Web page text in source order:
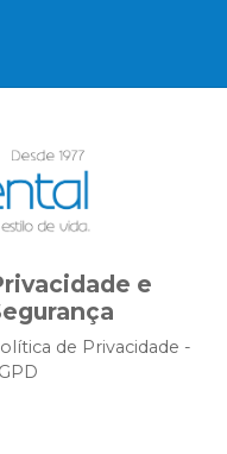
e
de Privacidade -